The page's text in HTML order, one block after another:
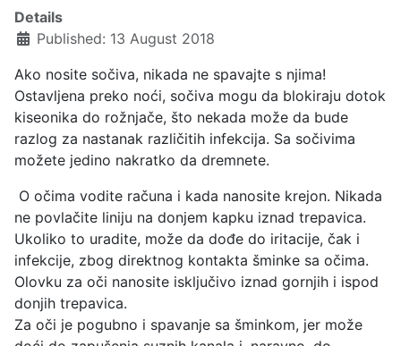
Details
Published: 13 August 2018
Ako nosite sočiva, nikada ne spavajte s njima!
Ostavljena preko noći, sočiva mogu da blokiraju dotok
kiseonika do rožnjače, što nekada može da bude
razlog za nastanak različitih infekcija. Sa sočivima
možete jedino nakratko da dremnete.
O očima vodite računa i kada nanosite krejon. Nikada
ne povlačite liniju na donjem kapku iznad trepavica.
Ukoliko to uradite, može da dođe do iritacije, čak i
infekcije, zbog direktnog kontakta šminke sa očima.
Olovku za oči nanosite isključivo iznad gornjih i ispod
donjih trepavica.
Za oči je pogubno i spavanje sa šminkom, jer može